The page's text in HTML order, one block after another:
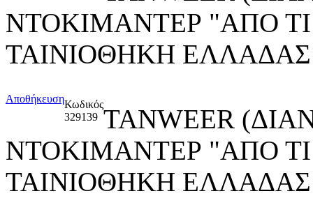
ΝΤΟΚΙΜΑΝΤΕΡ "ΑΠΟ
ΤΑΙΝΙΟΘΗΚΗ
ΑποθήκευσηΚωδικός
329139 TANWEER
ΝΤΟΚΙΜΑΝΤΕΡ "ΑΠΟ
ΤΑΙΝΙΟΘΗΚΗ